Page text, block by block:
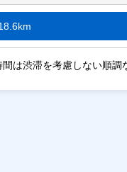
は渋滞を考慮しない順調